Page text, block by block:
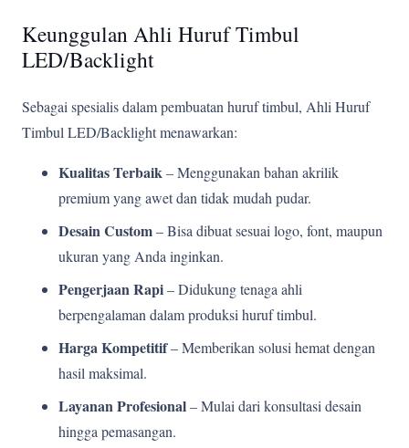
Keunggulan Ahli Huruf Timbul
LED/Backlight
Sebagai spesialis dalam pembuatan huruf timbul, Ahli Huruf
Timbul LED/Backlight menawarkan:
Kualitas Terbaik– Menggunakan bahan akrilik
premium yang awet dan tidak mudah pudar.
Desain Custom– Bisa dibuat sesuai logo, font, maupun
ukuran yang Anda inginkan.
Pengerjaan Rapi– Didukung tenaga ahli
berpengalaman dalam produksi huruf timbul.
Harga Kompetitif– Memberikan solusi hemat dengan
hasil maksimal.
Layanan Profesional– Mulai dari konsultasi desain
hingga pemasangan.